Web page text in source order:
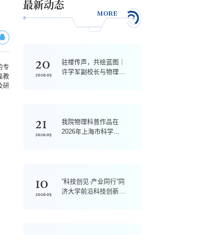
专
教
研
最新动态
MORE
20
2026.05
驻楼传声，共绘蓝图｜
许学军副校长与物理学
21
2026.05
我院物理科普作品在
2026年上海市科学实
10
2026.05
“科技创见·产业同行”同
济大学前沿科技创新创